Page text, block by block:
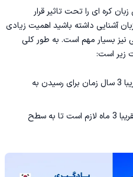
کره ای را تحت تاثیر قرار
آشنایی داشته باشید اهمیت زیادی
نیز بسیار مهم است‌. به طور کلی
زیر است:
مطالعه کم (1 ساعت در روز): تقریبا 3 سال زمان برای رسیدن به
مطالعه زیاد (8 ساعت در روز): تقریبا 3 ماه لازم است تا به سطح